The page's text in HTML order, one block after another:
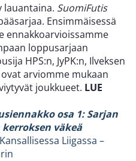
lauantaina. SuomiFutis
Ensimmäisessä
ennakkoarvioissamme
loppusarjaan
HPS:n, JyPK:n, Ilveksen
arviomme mukaan
joukkueet. LUE
osa 1: Sarjan
väkeä
Liigassa –